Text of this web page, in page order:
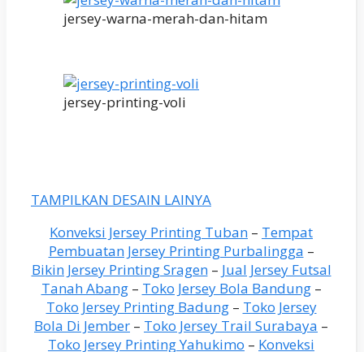
jersey-warna-merah-dan-hitam
jersey-printing-voli
TAMPILKAN DESAIN LAINYA
Konveksi Jersey Printing Tuban – Tempat
Pembuatan Jersey Printing Purbalingga –
Bikin Jersey Printing Sragen– Jual Jersey Futsal
Tanah Abang– Toko Jersey Bola Bandung–
Toko Jersey Printing Badung– Toko Jersey
Bola Di Jember – Toko Jersey Trail Surabaya –
Toko Jersey Printing Yahukimo – Konveksi